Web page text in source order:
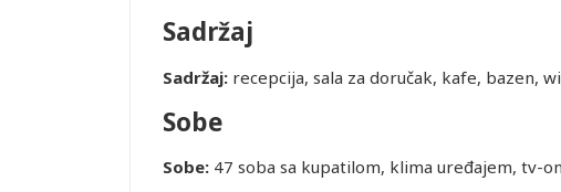
Sadržaj
Sadržaj: recepcija, sala za doručak, kafe, bazen,
Sobe
Sobe: 47 soba sa kupatilom, klima uređajem, tv-